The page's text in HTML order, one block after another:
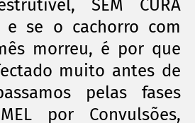
SEM CURA
e se o cachorro com
morreu, é por que
muito antes de
pelas fases
por Convulsões,